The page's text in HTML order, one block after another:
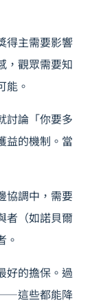
得主需要影響
，觀眾需要知
能。
討論「你要多
益的機制。當
協調中，需要
者（如諾貝爾
。
好的擔保。過
這些都能降